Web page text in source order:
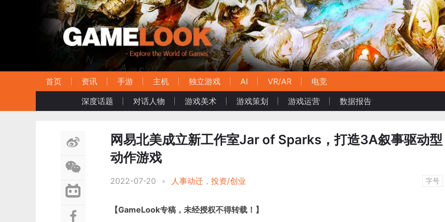
首页 资讯 手游 主机 独立游戏 AI VR/AR
电竞
深度话题
对话人物 游戏美术 游戏策划 游戏运营 数据报告
网易北美成立新工作室Jar of Sparks，打造3A叙事驱动型
动作游戏
2022-07-20 • 人事动迁 ， 投资/创业 字号
【GameLook专稿，未经授权不得转载！ 】